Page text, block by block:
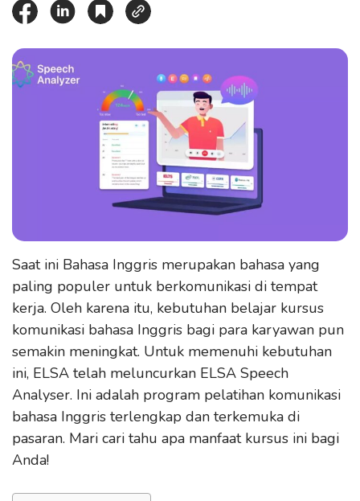
Saat ini Bahasa Inggris merupakan bahasa yang
paling populer untuk berkomunikasi di tempat
kerja. Oleh karena itu, kebutuhan belajar kursus
komunikasi bahasa Inggris bagi para karyawan pun
semakin meningkat. Untuk memenuhi kebutuhan
ini, ELSA telah meluncurkan ELSA Speech
Analyser. Ini adalah program pelatihan komunikasi
bahasa Inggris terlengkap dan terkemuka di
pasaran. Mari cari tahu apa manfaat kursus ini bagi
Anda!